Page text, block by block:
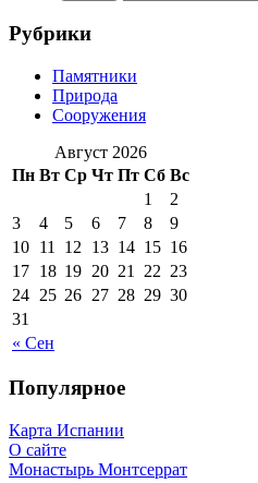
Рубрики
Памятники
Природа
Сооружения
Август 2026
Пн Вт Ср Чт Пт Сб Вс
« Сен
1
2
3
4 5 6 7 8
9
10 11 12 13 14 15 16
17 18 19 20 21 22 23
24 25 26 27 28 29 30
31
Популярное
Карта Испании
О сайте
Монастырь Монтсеррат